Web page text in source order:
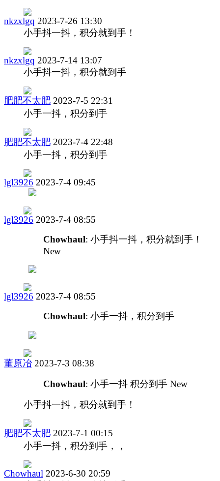
nkzxlgq 2023-7-26 13:30
小手抖一抖，积分就到手！
nkzxlgq 2023-7-14 13:07
小手抖一抖，积分就到手
肥肥不太肥 2023-7-5 22:31
小手一抖，积分到手
肥肥不太肥 2023-7-4 22:48
小手一抖，积分到手
lgl3926 2023-7-4 09:45
lgl3926 2023-7-4 08:55
Chowhaul: 小手抖一抖，积分就到手！
New
lgl3926 2023-7-4 08:55
Chowhaul: 小手一抖，积分到手
董原冶 2023-7-3 08:38
Chowhaul: 小手一抖 积分到手 New
小手抖一抖，积分就到手！
肥肥不太肥 2023-7-1 00:15
小手一抖，积分到手，，
Chowhaul 2023-6-30 20:59